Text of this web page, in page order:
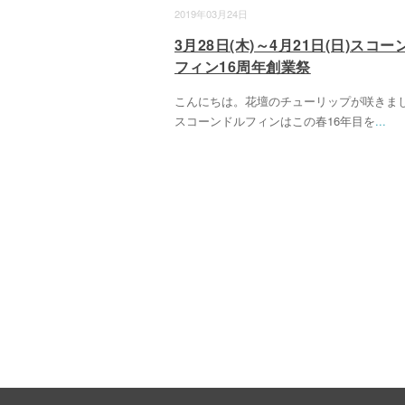
2019年03月24日
3月28日(木)～4月21日(日)スコー
フィン16周年創業祭
こんにちは。花壇のチューリップが咲きま
スコーンドルフィンはこの春16年目を...